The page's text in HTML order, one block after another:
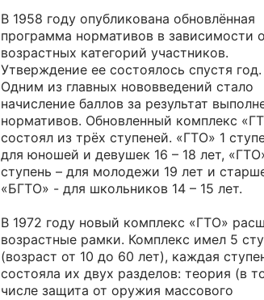
В 1958 году опубликована обновлённая
программа нормативов в зависимости
возрастных категорий участников.
Утверждение ее состоялось спустя год.
Одним из главных нововведений стало
начисление баллов за результат
нормативов. Обновленный комплекс
состоял из трёх ступеней. «ГТО» 1
для юношей и девушек 16 – 18 лет,
ступень – для молодежи 19 лет и
«БГТО» - для школьников 14 – 15 лет.
В 1972 году новый комплекс «ГТО»
возрастные рамки. Комплекс имел 5
(возраст от 10 до 60 лет), каждая
состояла их двух разделов: теория (в
числе защита от оружия массового